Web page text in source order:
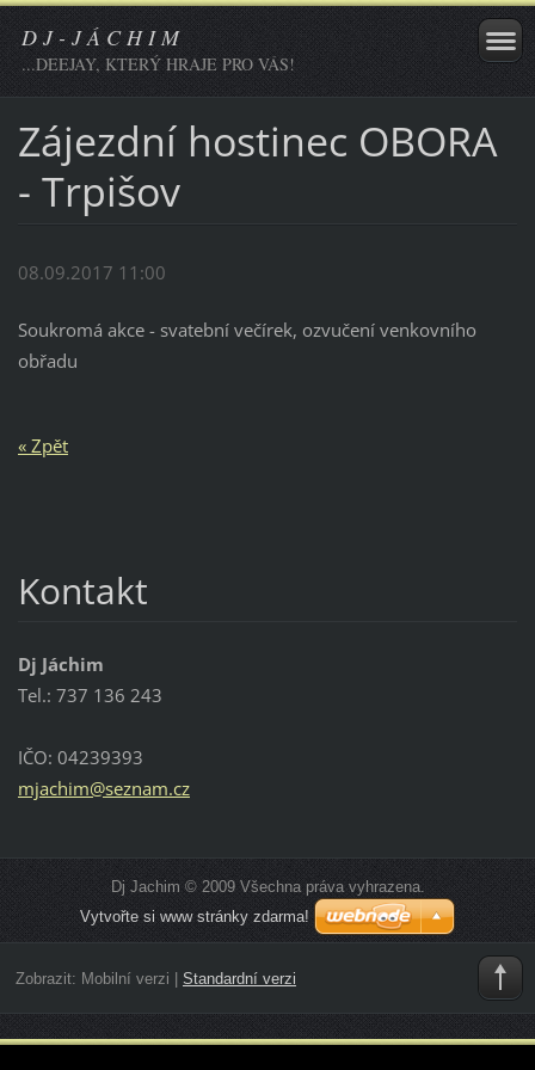
D J - J Á C H I M
...DEEJAY, KTERÝ HRAJE PRO VÁS!
Zájezdní hostinec OBORA
- Trpišov
08.09.2017 11:00
Soukromá akce - svatební večírek, ozvučení venkovního
obřadu
« Zpět
Kontakt
Dj Jáchim
Tel.: 737 136 243
IČO: 04239393
mjachim@seznam.cz
Dj Jachim © 2009 Všechna práva vyhrazena.
Vytvořte si www stránky zdarma!
Zobrazit: Mobilní verzi Standardní verzi